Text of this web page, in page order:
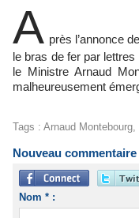
A près l’annonce
le bras de fer par
le Ministre Arnaud
malheureusement
Tags : Arnaud Montebourg,
Nouveau commentaire
Nom * :